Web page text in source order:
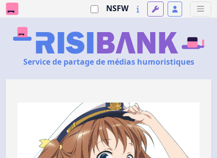
NSFW
Service de partage de médias humoristiques